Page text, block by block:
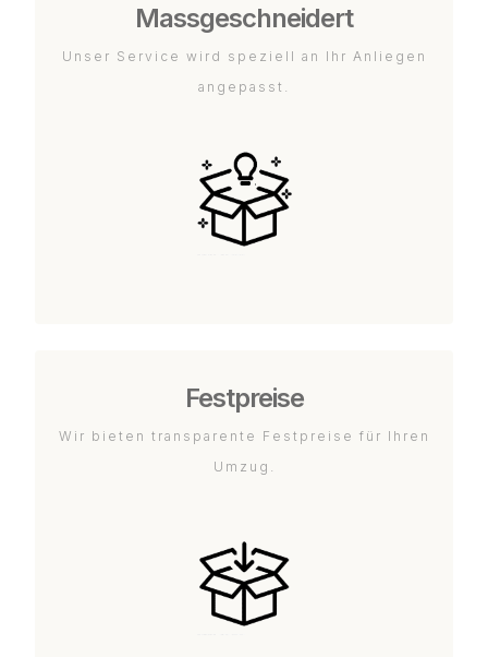
Massgeschneidert
Unser Service wird speziell an Ihr Anliegen
angepasst.
Festpreise
Wir bieten transparente Festpreise für Ihren
Umzug.